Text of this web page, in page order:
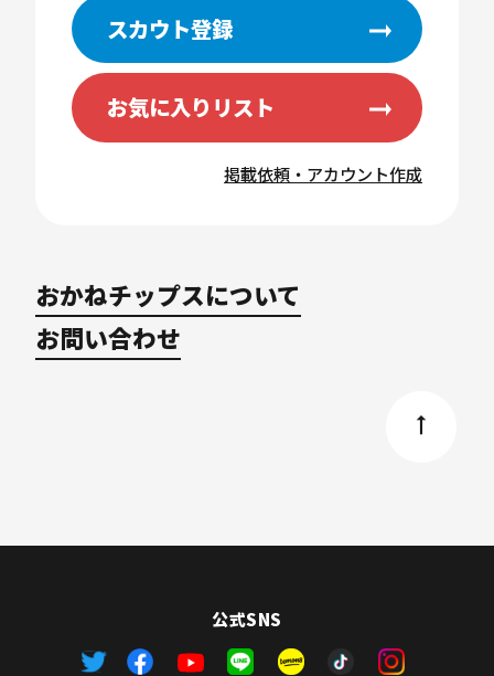
スカウト登録
お気に入りリスト
掲載依頼・アカウント作成
おかねチップスについて
お問い合わせ
公式SNS